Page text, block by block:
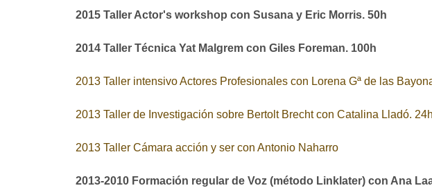
2015 Taller Actor's workshop con Susana y Eric Morris. 50h
2014 Taller Técnica Yat Malgrem con Giles Foreman. 100h
2013 Taller intensivo Actores Profesionales con Lorena Gª de las
2013 Taller de Investigación sobre Bertolt Brecht con Catalina Lladó. 24h
2013 Taller Cámara acción y ser con Antonio Naharro
2013-2010 Formación regular de Voz (método Linklater) con Ana